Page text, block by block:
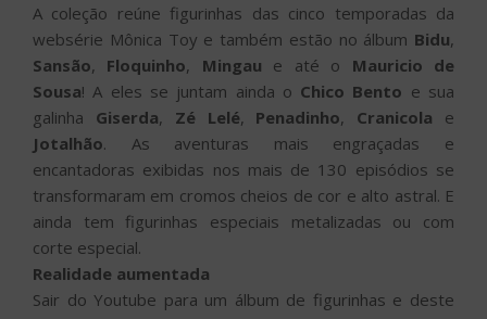
A coleção reúne figurinhas das cinco temporadas da
websérie Mônica Toy e também estão no álbum Bidu,
Sansão, Floquinho, Mingau e até o Mauricio de
Sousa! A eles se juntam ainda o Chico Bento e sua
galinha Giserda, Zé Lelé, Penadinho, Cranicola e
Jotalhão. As aventuras mais engraçadas e
encantadoras exibidas nos mais de 130 episódios se
transformaram em cromos cheios de cor e alto astral. E
ainda tem figurinhas especiais metalizadas ou com
corte especial.
Realidade aumentada
Sair do Youtube para um álbum de figurinhas e deste